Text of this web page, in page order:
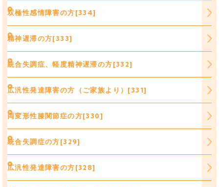
双極性感情障害の方[334]
精神遅滞の方[333]
統合失調症、軽度精神遅滞の方[332]
広汎性発達障害の方（ご家族より）[331]
両変形性膝関節症の方[330]
統合失調症の方[329]
広汎性発達障害の方[328]